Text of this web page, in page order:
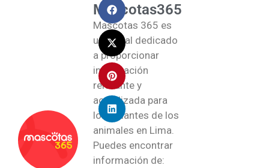
Mascotas365
Mascotas 365 es
un portal dedicado
a proporcionar
información
relevante y
actualizada para
los amantes de los
animales en Lima.
Puedes encontrar
información de: